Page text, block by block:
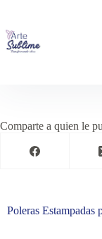
Comparte a quien le
Poleras Estampadas